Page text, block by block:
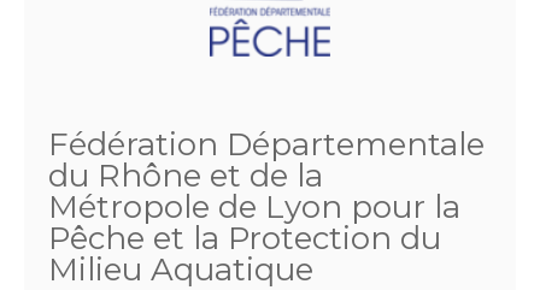
Fédération Départementale
du Rhône et de la
Métropole de Lyon pour la
Pêche et la Protection du
Milieu Aquatique